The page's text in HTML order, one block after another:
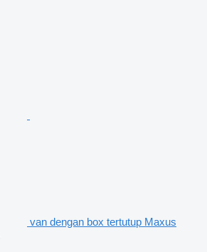
van dengan box tertutup Maxus